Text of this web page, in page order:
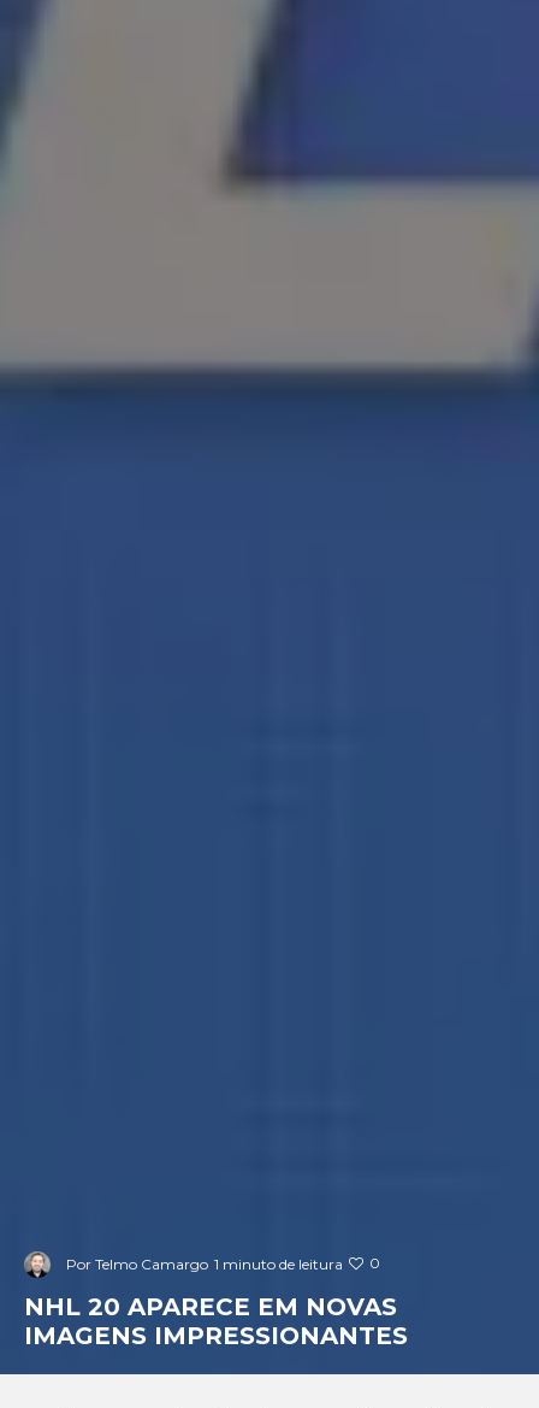
Por Telmo Camargo 1 minuto de leitura 0
NHL 20 APARECE EM NOVAS
IMAGENS IMPRESSIONANTES